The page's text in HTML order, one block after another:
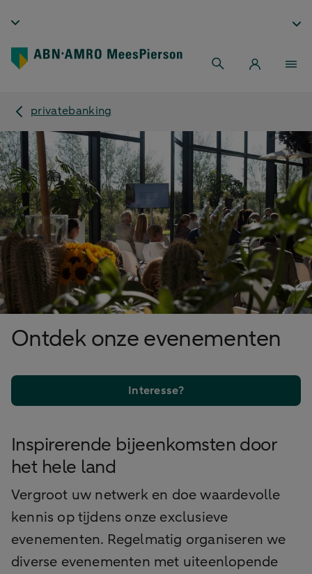
privatebanking
Ontdek onze evenementen
Interesse?
Inspirerende bijeenkomsten door
het hele land
Vergroot uw netwerk en doe waardevolle
kennis op tijdens onze exclusieve
evenementen. Regelmatig organiseren we
diverse evenementen met uiteenlopende